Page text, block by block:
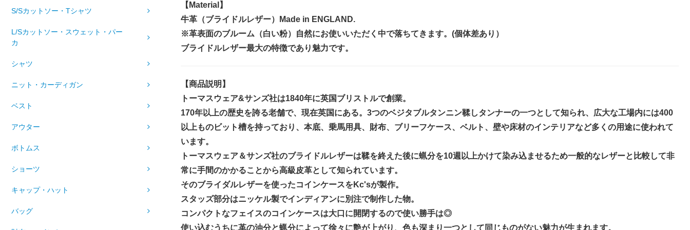
S/Sカットソー・Tシャツ
L/Sカットソー・スウェット・パー
カ
シャツ
ニット・カーディガン
ベスト
アウター
ボトムス
ショーツ
キャップ・ハット
バッグ
【Material】
牛革（ブライドルレザー）Made in ENGLAND.
※革表面のブルーム（白い粉）自然にお使いいただく中で落ちてきます。(個体差あり）
ブライドルレザー最大の特徴であり魅力です。
【商品説明】
トーマスウェア&サンズ社は1840年に英国ブリストルで創業。
170年以上の歴史を誇る老舗で、現在英国にある。3つのベジタブルタンニン鞣しタンナーの一つとして知られ、広大な工場内には400
以上ものビット槽を持っており、本底、乗馬用具、財布、ブリーフケース、ベルト、壁や床材のインテリアなど多くの用途に使われて
います。
トーマスウェア＆サンズ社のブライドルレザーは鞣を終えた後に蝋分を10週以上かけて染み込ませるため一般的なレザーと比較して非
常に手間のかかることから高級皮革として知られています。
そのブライダルレザーを使ったコインケースをKc'sが製作。
スタッズ部分はニッケル製でインディアンに別注で制作した物。
コンパクトなフェイスのコインケースは大口に開閉するので使い勝手は◎
使い込むうちに革の油分と蝋分によって徐々に艶が上がり、色も深まり一つとして同じものがない魅力が生まれます。